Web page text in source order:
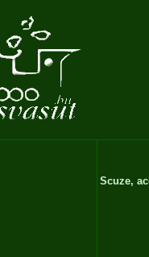
Scuze,